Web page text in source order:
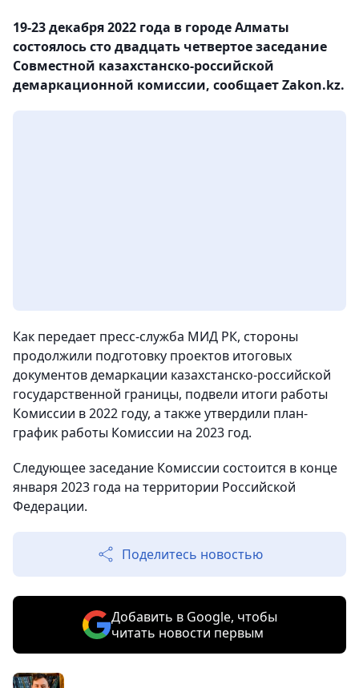
19-23 декабря 2022 года в городе Алматы
состоялось сто двадцать четвертое заседание
Совместной казахстанско-российской
демаркационной комиссии, сообщает Zakon.kz.
Как передает пресс-служба МИД РК, стороны
продолжили подготовку проектов итоговых
документов демаркации казахстанско-российской
государственной границы, подвели итоги работы
Комиссии в 2022 году, а также утвердили план-
график работы Комиссии на 2023 год.
Следующее заседание Комиссии состоится в конце
января 2023 года на территории Российской
Федерации.
Поделитесь новостью
Добавить в Google, чтобы
читать новости первым